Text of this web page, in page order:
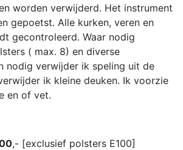
worden verwijderd. Het instrument
gepoetst. Alle kurken, veren en
gecontroleerd. Waar nodig
( max. 8) en diverse
nodig verwijder ik speling uit de
ik kleine deuken. Ik voorzie
en of vet.
,- [exclusief polsters E100]